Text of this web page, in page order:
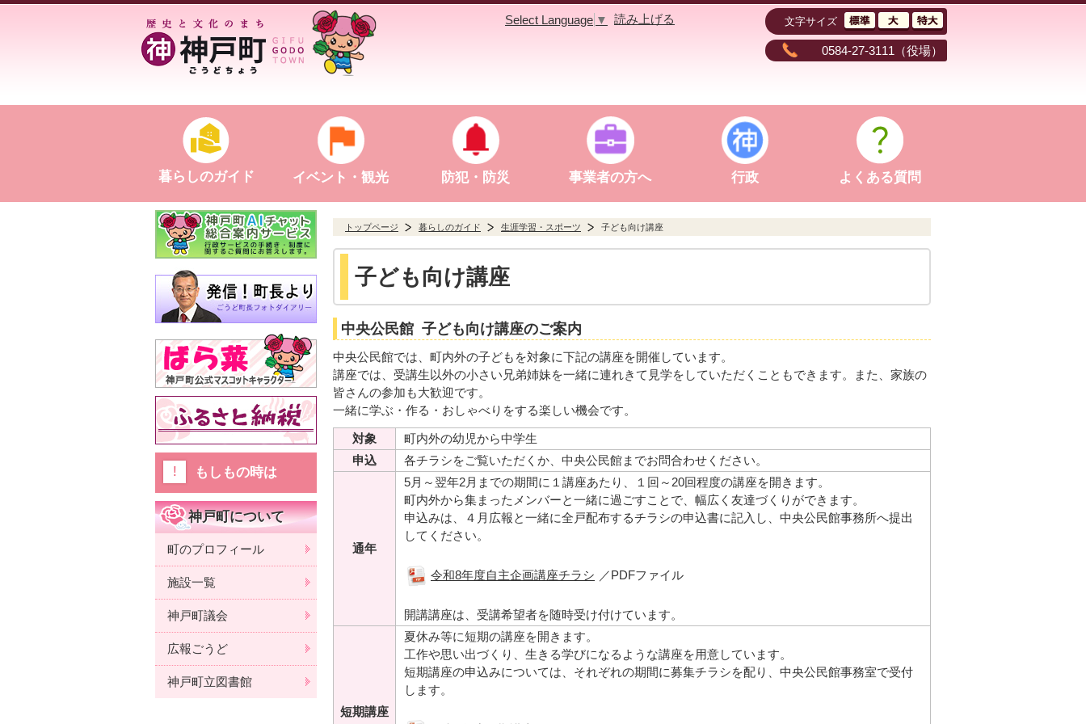
Select Language ▼ 読み上げる 文字サイズ
0584-27-3111 （役場）
暮らしのガイド イベント・観光 防犯・防災 事業者の方へ 行政 よくある質問
トップページ 暮らしのガイド 生涯学習・スポーツ 子ども向け講座
子ども向け講座
中央公民館 子ども向け講座のご案内
中央公民館では、町内外の子どもを対象に下記の講座を開催しています。
講座では、受講生以外の小さい兄弟姉妹を一緒に連れきて見学をしていただくこともできます。また、家族の
皆さんの参加も大歓迎です。
一緒に学ぶ・作る・おしゃべりをする楽しい機会です。
対象
町内外の幼児から中学生
申込
各チラシをご覧いただくか、中央公民館までお問合わせください。
通年
5月～翌年2月までの期間に１講座あたり、１回～20回程度の講座を開きます。
町内外から集まったメンバーと一緒に過ごすことで、幅広く友達づくりができます。
申込みは、４月広報と一緒に全戸配布するチラシの申込書に記入し、中央公民館事務所へ提出
してください。
令和8年度自主企画講座チラシ ／PDFファイル
開講講座は、受講希望者を随時受け付けています。
短期講座
夏休み等に短期の講座を開きます。
工作や思い出づくり、生きる学びになるような講座を用意しています。
短期講座の申込みについては、それぞれの期間に募集チラシを配り、中央公民館事務室で受付
します。
もしもの時は
神戸町について
町のプロフィール
施設一覧
神戸町議会
広報ごうど
神戸町立図書館